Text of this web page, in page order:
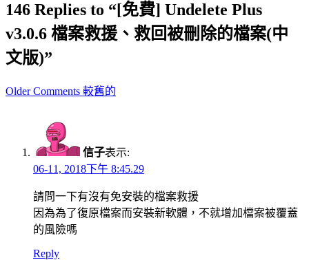
146 Replies to “[免費] Undelete Plus
v3.0.6 檔案救援、救回被刪除的檔案(中
文版)”
Comment
Older Comments 較舊的
信子表示:
06-11, 2018下午 8:45.29
請問一下有沒有免安裝的檔案救援
因為為了復原檔案而安裝新軟體，不就增加檔案被覆蓋
的風險嗎
Reply